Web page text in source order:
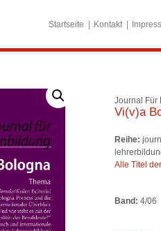
Startseite Kontakt
Journal Für
Vi(v)a
Reihe:
Alle Titel
Band: 4/06